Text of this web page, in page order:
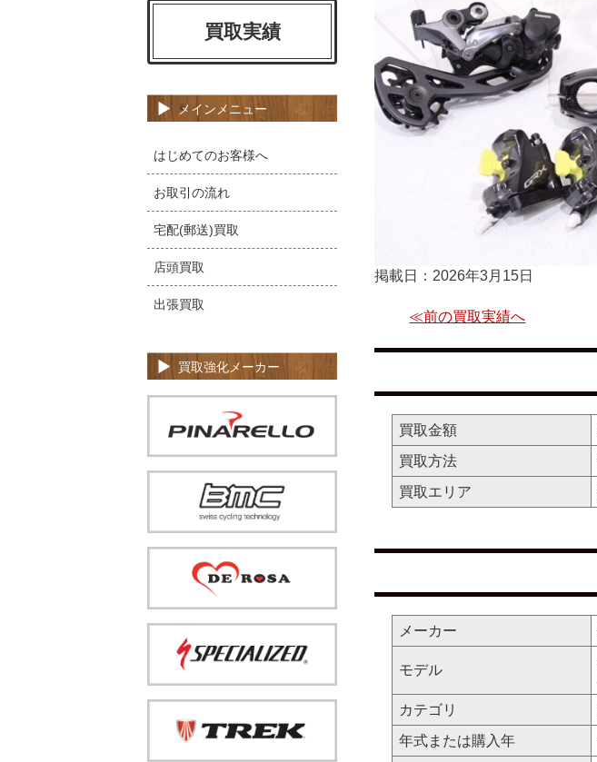
掲載日：2026年3月15日
≪前の買取実績へ
買取金額
買取方法
買取エリア
メーカー
モデル
カテゴリ
年式または購入年
買取実績
メインメニュー
はじめてのお客様へ
お取引の流れ
宅配(郵送)買取
店頭買取
出張買取
買取強化メーカー